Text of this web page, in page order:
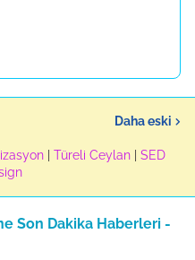
Daha eski
Türeli Ceylan
SED
Son Dakika Haberleri -